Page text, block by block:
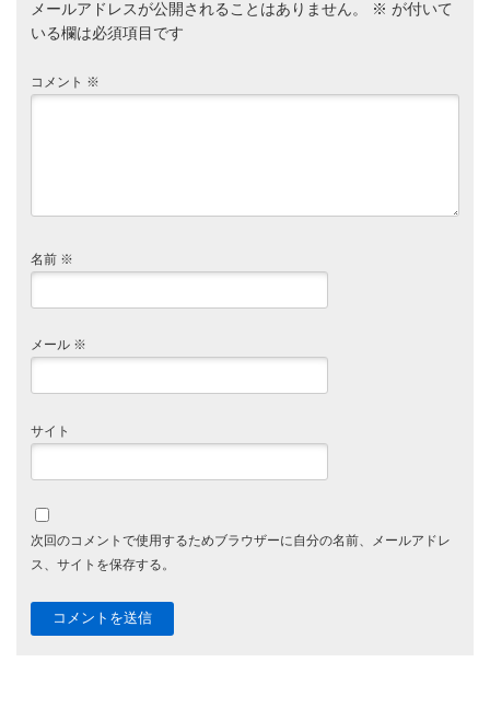
メールアドレスが公開されることはありません。 ※ が付いて
いる欄は必須項目です
コメント ※
名前 ※
メール ※
サイト
次回のコメントで使用するためブラウザーに自分の名前、メールアドレ
ス、サイトを保存する。